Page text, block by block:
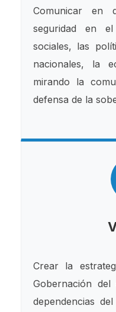
Comunicar en
seguridad en
sociales, las
nacionales, la
mirando la
defensa de la
Crear la
Gobernación
dependencias